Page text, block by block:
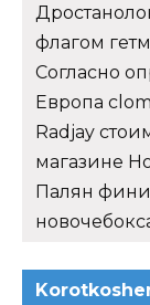
флагом
Согласно
Европа
Radjay
магазине
Палян